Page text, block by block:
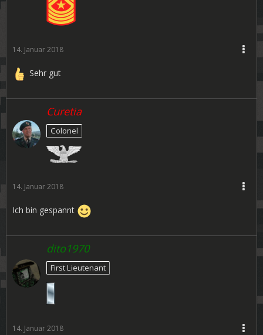
14. Januar 2018
Sehr gut
Curetia
Colonel
14. Januar 2018
Ich bin gespannt
dito1970
First Lieutenant
14. Januar 2018